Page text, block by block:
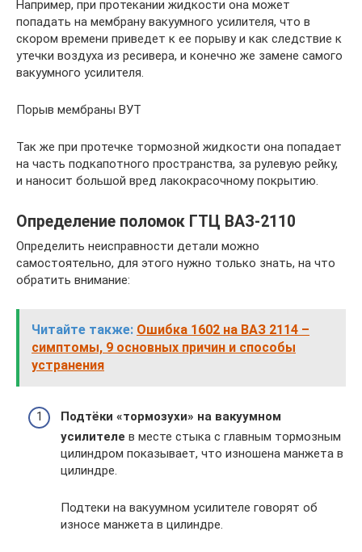
Например, при протекании жидкости она может
попадать на мембрану вакуумного усилителя, что в
скором времени приведет к ее порыву и как следствие к
утечки воздуха из ресивера, и конечно же замене самого
вакуумного усилителя.
Порыв мембраны ВУТ
Так же при протечке тормозной жидкости она попадает
на часть подкапотного пространства, за рулевую рейку,
и наносит большой вред лакокрасочному покрытию.
Определение поломок ГТЦ ВАЗ-2110
Определить неисправности детали можно
самостоятельно, для этого нужно только знать, на что
обратить внимание:
Читайте также: Ошибка 1602 на ВАЗ 2114 –
симптомы, 9 основных причин и способы
устранения
Подтёки «тормозухи» на вакуумном
усилителе в месте стыка с главным тормозным
цилиндром показывает, что изношена манжета в
цилиндре.
Подтеки на вакуумном усилителе говорят об
износе манжета в цилиндре.